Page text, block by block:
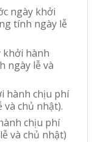
ngày khởi
tính ngày lễ
hành
ngày lễ và
chịu phí
và chủ nhật).
chịu phí
và chủ nhật)